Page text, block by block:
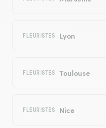
FLEURISTES Lyon
FLEURISTES Toulouse
FLEURISTES Nice